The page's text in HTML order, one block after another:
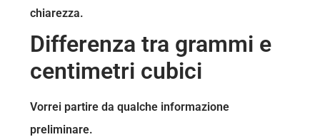
chiarezza.
Differenza tra grammi e
centimetri cubici
Vorrei partire da qualche informazione
preliminare.